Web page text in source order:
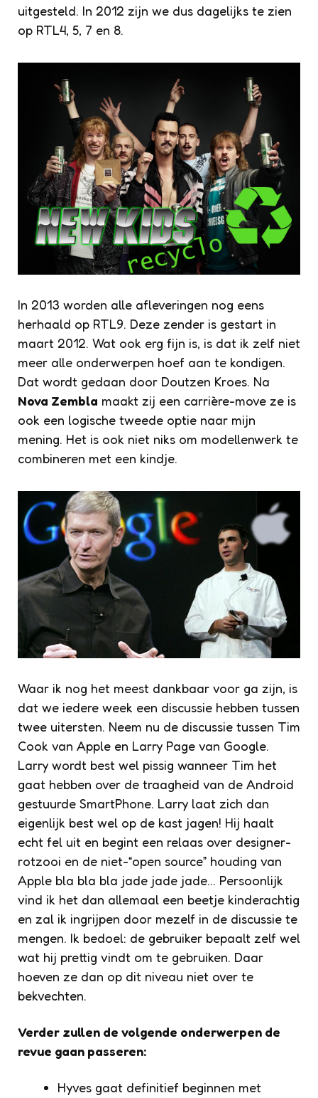
uitgesteld. In 2012 zijn we dus dagelijks te zien
op RTL4, 5, 7 en 8.
In 2013 worden alle afleveringen nog eens
herhaald op RTL9. Deze zender is gestart in
maart 2012. Wat ook erg fijn is, is dat ik zelf niet
meer alle onderwerpen hoef aan te kondigen.
Dat wordt gedaan door Doutzen Kroes. Na
Nova Zembla maakt zij een carrière-move ze is
ook een logische tweede optie naar mijn
mening. Het is ook niet niks om modellenwerk te
combineren met een kindje.
Waar ik nog het meest dankbaar voor ga zijn, is
dat we iedere week een discussie hebben tussen
twee uitersten. Neem nu de discussie tussen Tim
Cook van Apple en Larry Page van Google.
Larry wordt best wel pissig wanneer Tim het
gaat hebben over de traagheid van de Android
gestuurde SmartPhone. Larry laat zich dan
eigenlijk best wel op de kast jagen! Hij haalt
echt fel uit en begint een relaas over designer-
rotzooi en de niet-“open source” houding van
Apple bla bla bla jade jade jade… Persoonlijk
vind ik het dan allemaal een beetje kinderachtig
en zal ik ingrijpen door mezelf in de discussie te
mengen. Ik bedoel: de gebruiker bepaalt zelf wel
wat hij prettig vindt om te gebruiken. Daar
hoeven ze dan op dit niveau niet over te
bekvechten.
Verder zullen de volgende onderwerpen de
revue gaan passeren:
Hyves gaat definitief beginnen met